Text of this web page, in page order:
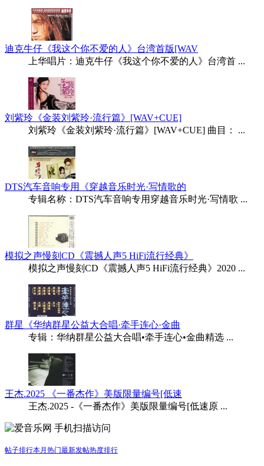
迪克牛仔《我这个你不爱的人》台湾首版[WAV
上华唱片：迪克牛仔《我这个你不爱的人》台湾首 ...
刘紫玲《金装刘紫玲·流行篇》[WAV+CUE]
刘紫玲《金装刘紫玲·流行篇》[WAV+CUE] 曲目： ...
DTS汽车音响专用《穿越音乐时光·写情歌的
专辑名称：DTS汽车音响专用穿越音乐时光·写情歌 ...
模拟之声慢刻CD《震撼人声5 HiFi流行经典》
模拟之声慢刻CD《震撼人声5 HiFi流行经典》2020 ...
群星《华纳群星公益大合唱·牵手连心·金曲
专辑：华纳群星公益大合唱•牵手连心•金曲精选 ...
王杰.2025 《一番杰作》美版限量编号[低速
王杰.2025 -《一番杰作》美版限量编号[低速原 ...
手机扫描访问
帖子排行本月热门最新发帖热度排行